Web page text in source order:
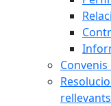
rellevants